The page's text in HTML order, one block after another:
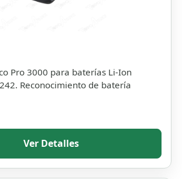
Pro 3000 para baterías Li-Ion
Reconocimiento de batería
Ver Detalles